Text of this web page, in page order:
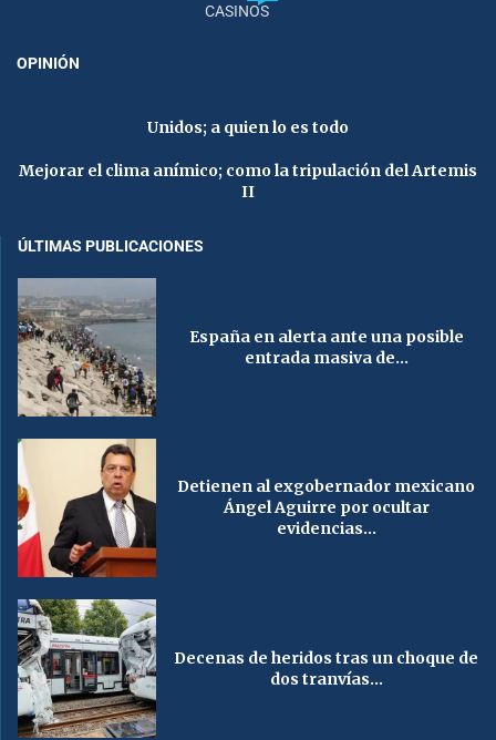
CASINOS
OPINIÓN
Unidos; a quien lo es todo
Mejorar el clima anímico; como la tripulación del Artemis
II
ÚLTIMAS PUBLICACIONES
España en alerta ante una posible
entrada masiva de...
Detienen al exgobernador mexicano
Ángel Aguirre por ocultar
evidencias...
Decenas de heridos tras un choque de
dos tranvías...